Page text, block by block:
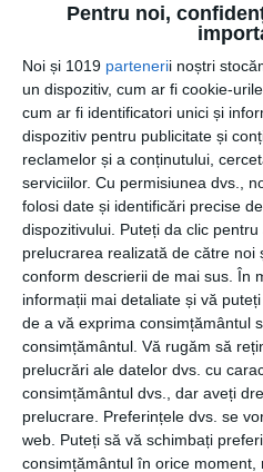
Pentru noi,
Noi și 1019 partenerii noștri
un dispozitiv, cum ar fi cookie-
cum ar fi identificatori unici și
dispozitiv pentru publicitate și
reclamelor și a conținutului,
serviciilor. Cu permisiunea dvs.,
folosi date și identificări precise
dispozitivului. Puteți da clic
prelucrarea realizată de către noi
conform descrierii de mai sus. În
informații mai detaliate și vă
de a vă exprima consimțământul
consimțământul. Vă rugăm să
prelucrări ale datelor dvs. cu
consimțământul dvs., dar aveți
prelucrare. Preferințele dvs. se
web. Puteți să vă schimbați
consimțământul în orice moment,
neconformitatile fata de
8.Cereti unui organism de
independent sa va auditeze
de certificare care va efectua
SMC. Dupa ce obtineti
va sistemul si imbunatatiti-l
pentru auditurile de
Certificarea ISO 9001 este un
implica atat costuri financiare
fizice si angajamentul nu
conducerii, accent pe aceasta
ultima varianta a standardului,
acestea, beneficiile unei
depasesc investitiile initiale
ulterioare in pastrarea ei.